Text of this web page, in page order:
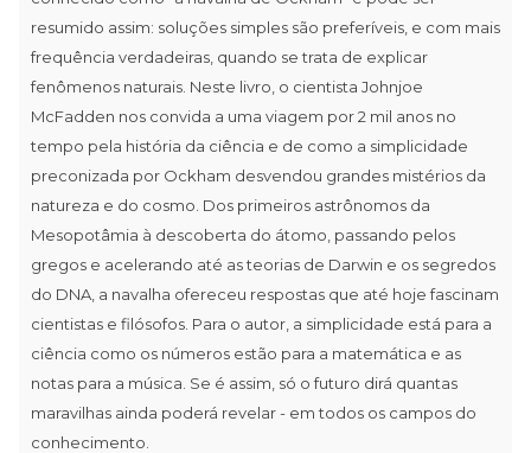
resumido assim: soluções simples são preferíveis, e com mais
frequência verdadeiras, quando se trata de explicar
fenômenos naturais. Neste livro, o cientista Johnjoe
McFadden nos convida a uma viagem por 2 mil anos no
tempo pela história da ciência e de como a simplicidade
preconizada por Ockham desvendou grandes mistérios da
natureza e do cosmo. Dos primeiros astrônomos da
Mesopotâmia à descoberta do átomo, passando pelos
gregos e acelerando até as teorias de Darwin e os segredos
do DNA, a navalha ofereceu respostas que até hoje fascinam
cientistas e filósofos. Para o autor, a simplicidade está para a
ciência como os números estão para a matemática e as
notas para a música. Se é assim, só o futuro dirá quantas
maravilhas ainda poderá revelar - em todos os campos do
conhecimento.